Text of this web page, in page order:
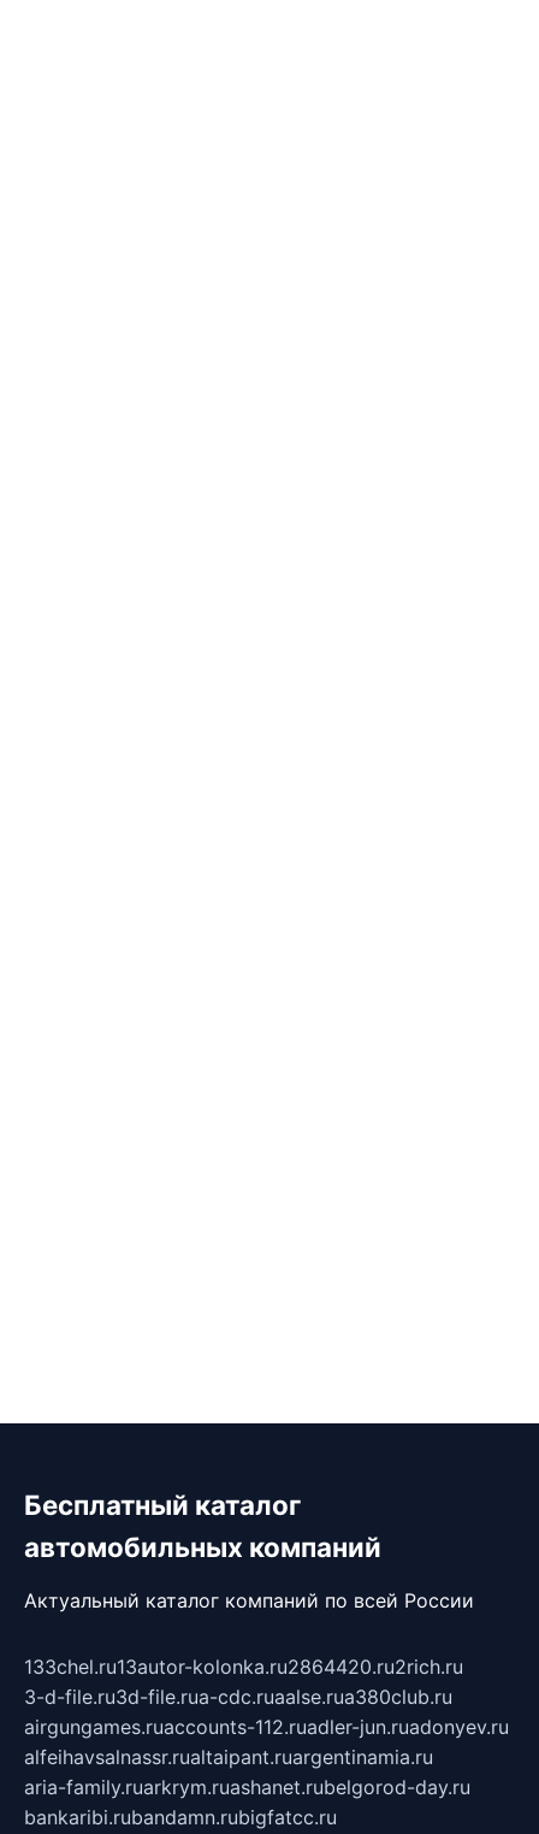
Бесплатный каталог
автомобильных компаний
Актуальный каталог компаний по всей России
133chel.ru13autor-kolonka.ru2864420.ru2rich.ru
3-d-file.ru3d-file.rua-cdc.ruaalse.rua380club.ru
airgungames.ruaccounts-112.ruadler-jun.ruadonyev.ru
alfeihavsalnassr.rualtaipant.ruargentinamia.ru
aria-family.ruarkrym.ruashanet.rubelgorod-day.ru
bankaribi.rubandamn.rubigfatcc.ru